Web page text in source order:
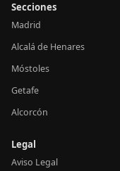
Secciones
Madrid
Alcalá de Henares
Móstoles
Getafe
Alcorcón
Legal
Aviso Legal